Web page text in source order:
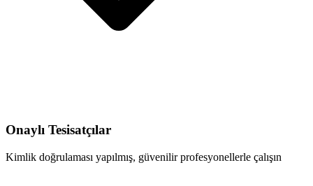
Onaylı Tesisatçılar
Kimlik doğrulaması yapılmış, güvenilir profesyonellerle çalışın